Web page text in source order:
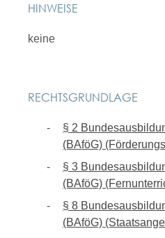
HINWEISE
keine
RECHTSGRUNDLAGE
§ 2
(BAföG)
§ 3
(BAföG)
§ 8
(BAföG)